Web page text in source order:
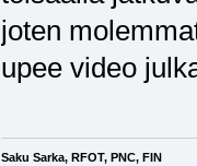
joten
upee video
Saku Sarka, RFOT, PNC, FIN